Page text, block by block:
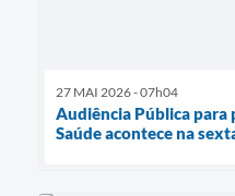
27 MAI 2026 - 07h04
Audiência Pública para
Saúde acontece na